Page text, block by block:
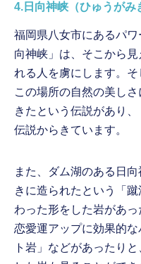
4.日向神峡（ひゅうがみ
福岡県八女市にあるパ
向神峡」は、そこから
れる人を虜にします。
この場所の自然の美し
きたという伝説があり
伝説からきています。
また、ダム湖のある日
きに造られたという「
わった形をした岩があ
恋愛運アップに効果的
ト岩」などがあったり